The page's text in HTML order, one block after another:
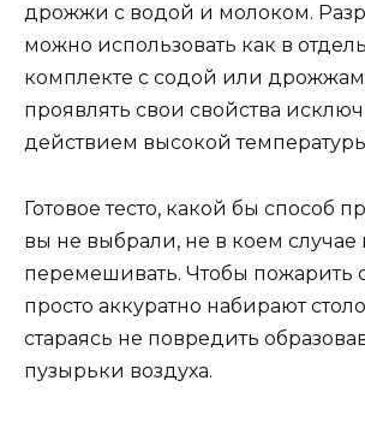
дрожжи с водой и молоком.
можно использовать как в
комплекте с содой или
проявлять свои свойства
действием высокой
Готовое тесто, какой бы способ
вы не выбрали, не в коем случае
перемешивать. Чтобы пожарить
просто аккуратно набирают
стараясь не повредить
пузырьки воздуха.